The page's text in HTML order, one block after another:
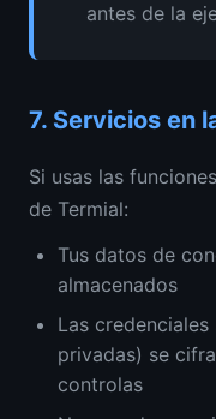
antes de la
7. Servicios en
Si usas las
de Termial:
Tus datos de
almacenados
Las
privadas) se
controlas